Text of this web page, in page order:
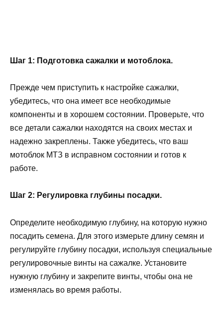
Шаг 1: Подготовка сажалки и мотоблока.
Прежде чем приступить к настройке сажалки,
убедитесь, что она имеет все необходимые
компоненты и в хорошем состоянии. Проверьте, что
все детали сажалки находятся на своих местах и
надежно закреплены. Также убедитесь, что ваш
мотоблок МТЗ в исправном состоянии и готов к
работе.
Шаг 2: Регулировка глубины посадки.
Определите необходимую глубину, на которую нужно
посадить семена. Для этого измерьте длину семян и
регулируйте глубину посадки, используя специальные
регулировочные винты на сажалке. Установите
нужную глубину и закрепите винты, чтобы она не
изменялась во время работы.